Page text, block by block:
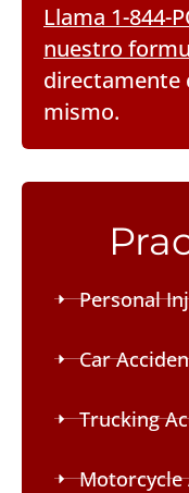
Llama 1-844-
nuestro
directamente
mismo.
Personal
Car
Trucking
Motorcycle